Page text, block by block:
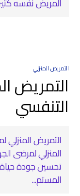
التمريض المنزلي
التمريض
التنفسي
التمريض المنزلي
المنزلي لمرضى
تحسين جودة حياة
المستم...